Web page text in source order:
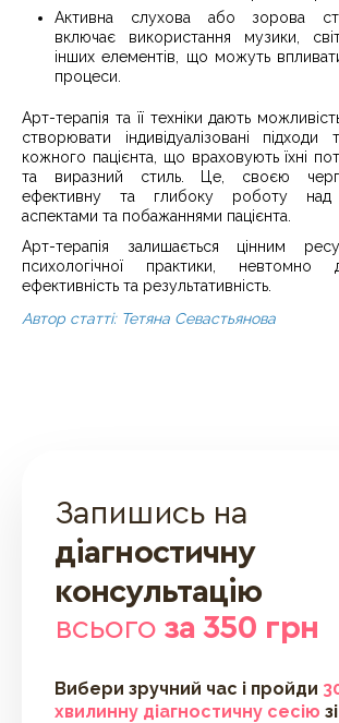
Активна слухова або зорова
включає використання музики,
інших елементів, що можуть
процеси.
Арт-терапія та її техніки дають
створювати індивідуалізовані
кожного пацієнта, що враховують їхні
та виразний стиль. Це, своєю
ефективну та глибоку роботу над
аспектами та побажаннями пацієнта.
Арт-терапія залишається цінним
психологічної практики, невтомно
ефективність та результативність.
Автор статті: Тетяна Севастьянова
Запишись на
діагностичну
консультацію
всього за 350 грн
Вибери зручний час і пройди
хвилинну діагностичну сесію зі